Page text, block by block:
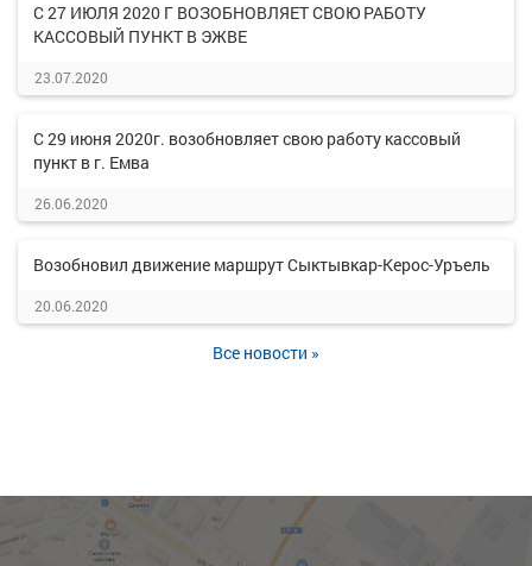
С 27 ИЮЛЯ 2020 Г ВОЗОБНОВЛЯЕТ СВОЮ РАБОТУ
КАССОВЫЙ ПУНКТ В ЭЖВЕ
23.07.2020
С 29 июня 2020г. возобновляет свою работу кассовый
пункт в г. Емва
26.06.2020
Возобновил движение маршрут Сыктывкар-Керос-Уръель
20.06.2020
Все новости »